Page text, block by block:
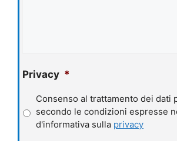
Privacy *
Consenso al trattamento dei dati
secondo le condizioni espresse
d'informativa sulla privacy